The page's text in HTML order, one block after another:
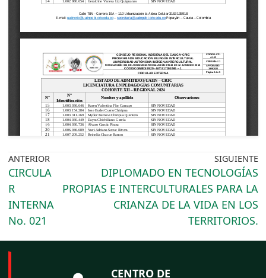
ANTERIOR
CIRCULA
R
INTERNA
No. 021
SIGUIENTE
DIPLOMADO EN TECNOLOGÍAS
PROPIAS E INTERCULTURALES PARA LA
CRIANZA DE LA VIDA EN LOS
TERRITORIOS.
CENTRO DE